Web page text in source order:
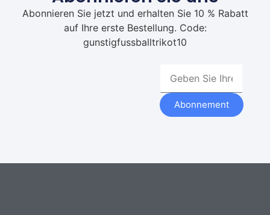
Abonnieren Sie jetzt und erhalten Sie 10 % Rabatt
auf Ihre erste Bestellung. Code:
gunstigfussballtrikot10
Abonnement